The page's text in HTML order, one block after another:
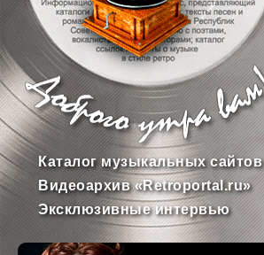
Каталог музыкальных сайтов
Видеоархив «Retroportal.ru»
Эксклюзивные интервью